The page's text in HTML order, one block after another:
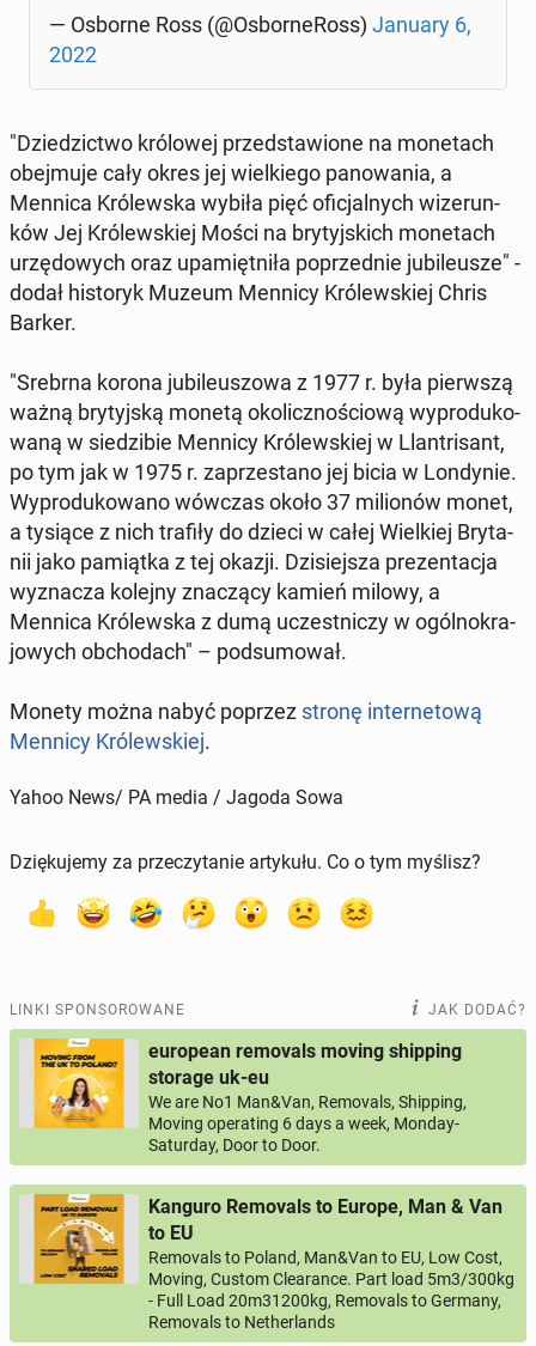
— Osborne Ross (@Osbor­ne­Ross) January 6,
2022
"Dzie­dzic­two kró­lo­wej przed­sta­wio­ne na mo­ne­tach
obej­mu­je cały okres jej wiel­kie­go pa­no­wa­nia, a
Mennica Kró­lew­ska wybiła pięć ofi­cjal­nych wi­ze­run­
ków Jej Kró­lew­skiej Mości na bry­tyj­skich mo­ne­tach
urzę­do­wych oraz upa­mięt­ni­ła po­przed­nie ju­bi­le­usze" -
dodał hi­sto­ryk Muzeum Mennicy Kró­lew­skiej Chris
Barker.
"Srebrna korona ju­bi­le­uszo­wa z 1977 r. była pierw­szą
ważną bry­tyj­ską monetą oko­licz­no­ścio­wą wy­pro­du­ko­
wa­ną w sie­dzi­bie Mennicy Kró­lew­skiej w Llan­tri­sant,
po tym jak w 1975 r. za­prze­sta­no jej bicia w Lon­dy­nie.
Wy­pro­du­ko­wa­no wówczas około 37 mi­lio­nów monet,
a tysiące z nich trafiły do dzieci w całej Wiel­kiej Bry­ta­
nii jako pa­miąt­ka z tej okazji. Dzi­siej­sza pre­zen­ta­cja
wy­zna­cza kolejny zna­czą­cy kamień milowy, a
Mennica Kró­lew­ska z dumą uczest­ni­czy w ogól­no­kra­
jo­wych ob­cho­dach" – pod­su­mo­wał.
Monety można nabyć poprzez stronę in­ter­ne­to­wą
Mennicy Kró­lew­skiej.
Yahoo News/ PA media / Jagoda Sowa
Dziękujemy za przeczytanie artykułu. Co o tym myślisz?
LINKI SPONSOROWANE JAK DODAĆ?
european removals moving shipping
storage uk-eu
We are No1 Man&Van, Removals, Shipping,
Moving operating 6 days a week, Monday-
Saturday, Door to Door.
Kanguro Removals to Europe, Man & Van
to EU
Removals to Poland, Man&Van to EU, Low Cost,
Moving, Custom Clearance. Part load 5m3/300kg
- Full Load 20m31200kg, Removals to Germany,
Removals to Netherlands